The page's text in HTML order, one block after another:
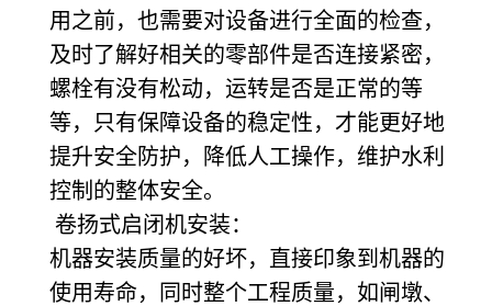
用之前，也需要对设备进行全面的检查，
及时了解好相关的零部件是否连接紧密，
螺栓有没有松动，运转是否是正常的等
等，只有保障设备的稳定性，才能更好地
提升安全防护，降低人工操作，维护水利
控制的整体安全。
卷扬式启闭机安装：
机器安装质量的好坏，直接印象到机器的
使用寿命，同时整个工程质量，如闸墩、